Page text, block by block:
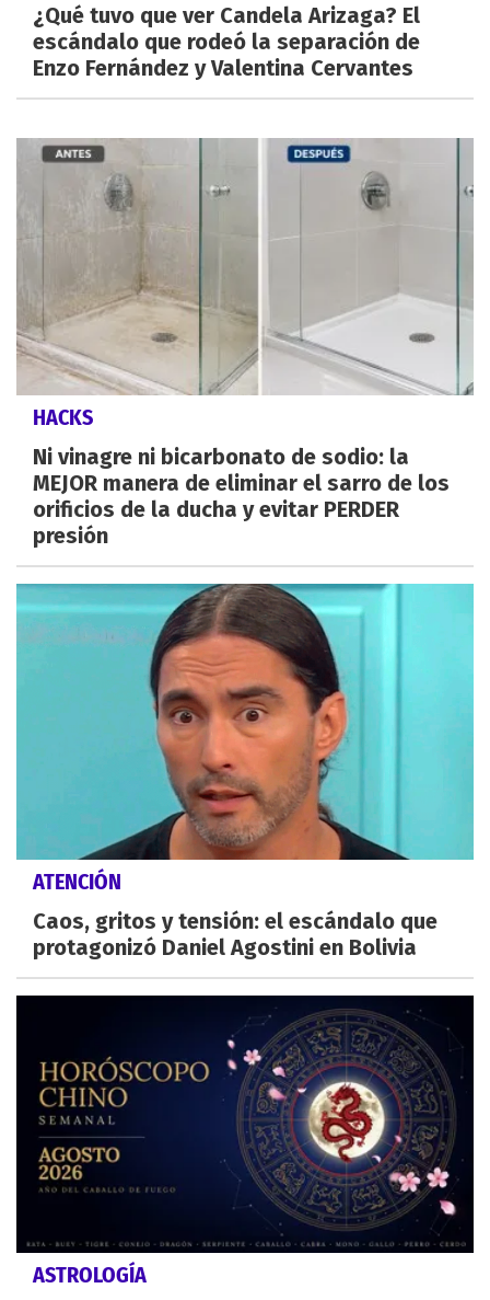
¿Qué tuvo que ver Candela Arizaga? El
escándalo que rodeó la separación de
Enzo Fernández y Valentina Cervantes
HACKS
Ni vinagre ni bicarbonato de sodio: la
MEJOR manera de eliminar el sarro de los
orificios de la ducha y evitar PERDER
presión
ATENCIÓN
Caos, gritos y tensión: el escándalo que
protagonizó Daniel Agostini en Bolivia
ASTROLOGÍA